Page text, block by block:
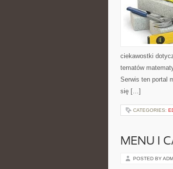
ciekawostki
tematów
Serwis ten portal
się […]
CATEGORIES:
MENU I
POSTED BY